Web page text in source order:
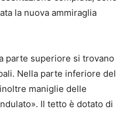
la nuova ammiraglia
parte superiore si trovano
Nella parte inferiore del
maniglie delle
Il tetto è dotato di